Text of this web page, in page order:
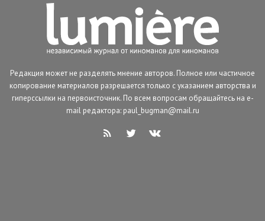
Редакция может не разделять мнение авторов. Полное или частичное
копирование материалов разрешается только с указанием авторства и
гиперссылки на первоисточник. По всем вопросам обращайтесь на e-
mail редактора: paul_bugman@mail.ru